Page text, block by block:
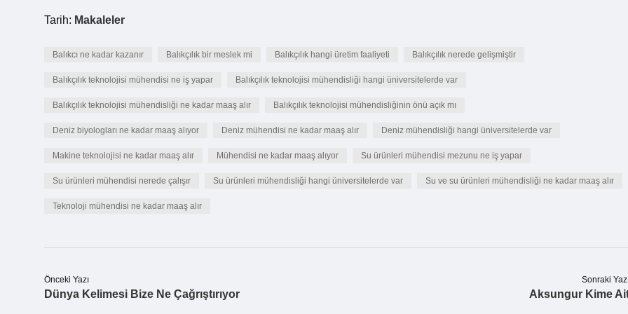
Tarih: Makaleler
Balıkcı ne kadar kazanır Balıkçılık bir meslek mi Balıkçılık hangi üretim faaliyeti Balıkçılık nerede gelişmiştir
Balıkçılık teknolojisi mühendisi ne iş yapar Balıkçılık teknolojisi mühendisliği hangi üniversitelerde var
Balıkçılık teknolojisi mühendisliği ne kadar maaş alır Balıkçılık teknolojisi mühendisliğinin önü açık mı
Deniz biyologları ne kadar maaş alıyor Deniz mühendisi ne kadar maaş alır Deniz mühendisliği hangi üniversitelerde var
Makine teknolojisi ne kadar maaş alır Mühendisi ne kadar maaş alıyor Su ürünleri mühendisi mezunu ne iş yapar
Su ürünleri mühendisi nerede çalışır Su ürünleri mühendisliği hangi üniversitelerde var Su ve su ürünleri mühendisliği ne kadar maaş alır
Teknoloji mühendisi ne kadar maaş alır
Önceki Yazı
Dünya Kelimesi Bize Ne Çağrıştırıyor
Sonraki
Aksungur Kime